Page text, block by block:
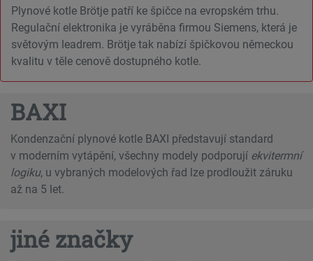
Plynové kotle Brötje patří ke špičce na evropském trhu.
Regulační elektronika je vyráběna firmou Siemens, která je
světovým leadrem. Brötje tak nabízí špičkovou německou
kvalitu v těle cenově dostupného kotle.
BAXI
Kondenzační plynové kotle BAXI představují standard
v moderním vytápění, všechny modely podporují ekvitermní
logiku, u vybraných modelových řad lze prodloužit záruku
až na 5 let.
jiné značky